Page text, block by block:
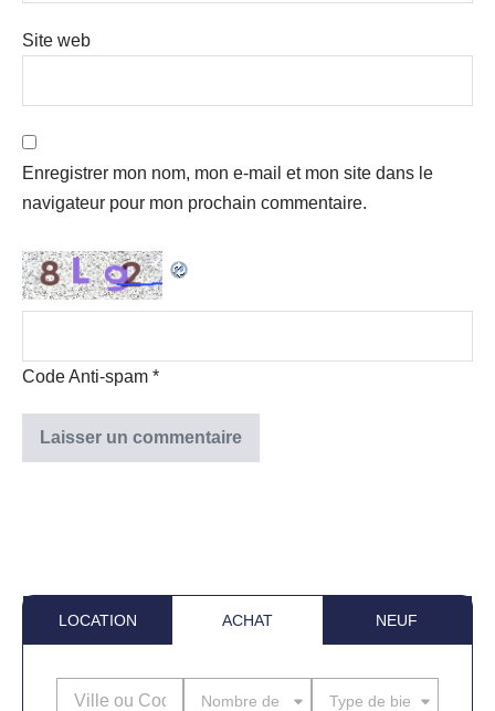
Site web
Enregistrer mon nom, mon e-mail et mon site dans le
navigateur pour mon prochain commentaire.
Code Anti-spam *
LOCATION ACHAT NEUF
Nombre de piècesType de bien